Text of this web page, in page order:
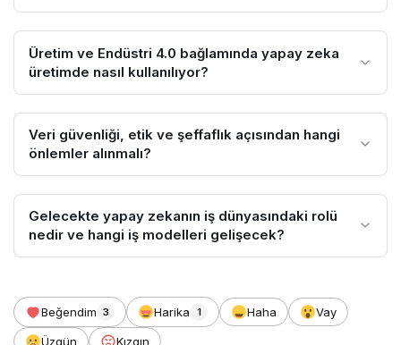
Üretim ve Endüstri 4.0 bağlamında yapay zeka
üretimde nasıl kullanılıyor?
Veri güvenliği, etik ve şeffaflık açısından hangi
önlemler alınmalı?
Gelecekte yapay zekanın iş dünyasındaki rolü
nedir ve hangi iş modelleri gelişecek?
Beğendim 3 Harika 1 Haha Vay
Üzgün Kızgın